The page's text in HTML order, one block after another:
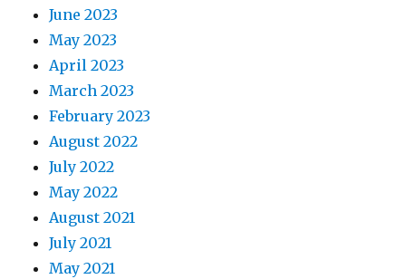
June 2023
May 2023
April 2023
March 2023
February 2023
August 2022
July 2022
May 2022
August 2021
July 2021
May 2021